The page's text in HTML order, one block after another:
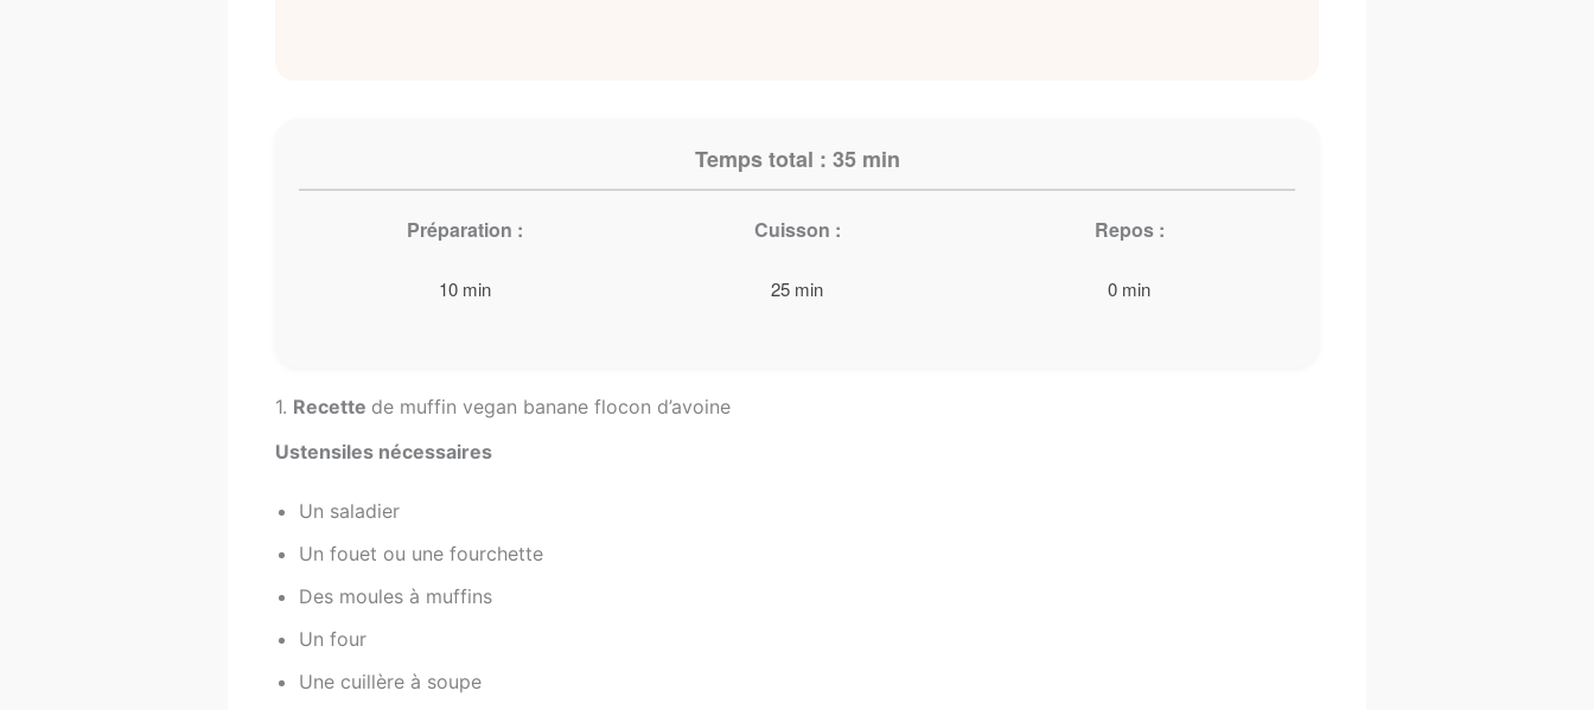
Temps total : 35 min
Préparation :
10 min
Cuisson :
25 min
Repos :
0 min
1. Recette de muffin vegan banane flocon d’avoine
Ustensiles nécessaires
Un saladier
Un fouet ou une fourchette
Des moules à muffins
Un four
Une cuillère à soupe